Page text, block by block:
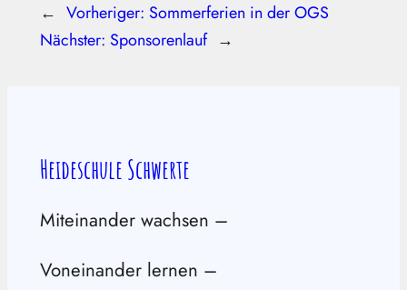
← Vorheriger: Sommerferien in der OGS
Nächster: Sponsorenlauf →
Heideschule Schwerte
Miteinander wachsen –
Voneinander lernen –